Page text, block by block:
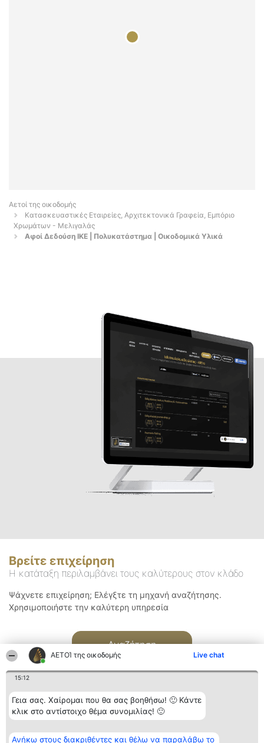
ΑΕΤΟΊ της οικοδομής Live chat
15:12
Γεια σας. Χαίρομαι που θα σας βοηθήσω! 🙂 Κάντε
κλικ στο αντίστοιχο θέμα συνομιλίας! 🙂
Ανήκω στους διακριθέντες και θέλω να παραλάβω το
Αετοί της οικοδομής
Κατασκευαστικές Εταιρείες, Αρχιτεκτονικά Γραφεία, Εμπόριο
Χρωμάτων - Μελιγαλάς
Αφοί Δεδούση ΙΚΕ | Πολυκατάστημα | Οικοδομικά Υλικά
Βρείτε επιχείρηση
Η κατάταξη περιλαμβάνει τους καλύτερους στον κλάδο
Ψάχνετε επιχείρηση; Ελέγξτε τη μηχανή αναζήτησης.
Χρησιμοποιήστε την καλύτερη υπηρεσία
Αναζήτηση
Διοργανωτής της
κατάταξης
Κατάταξη
Διακριθέντες
Επικοινωνία
Επικοινωνία